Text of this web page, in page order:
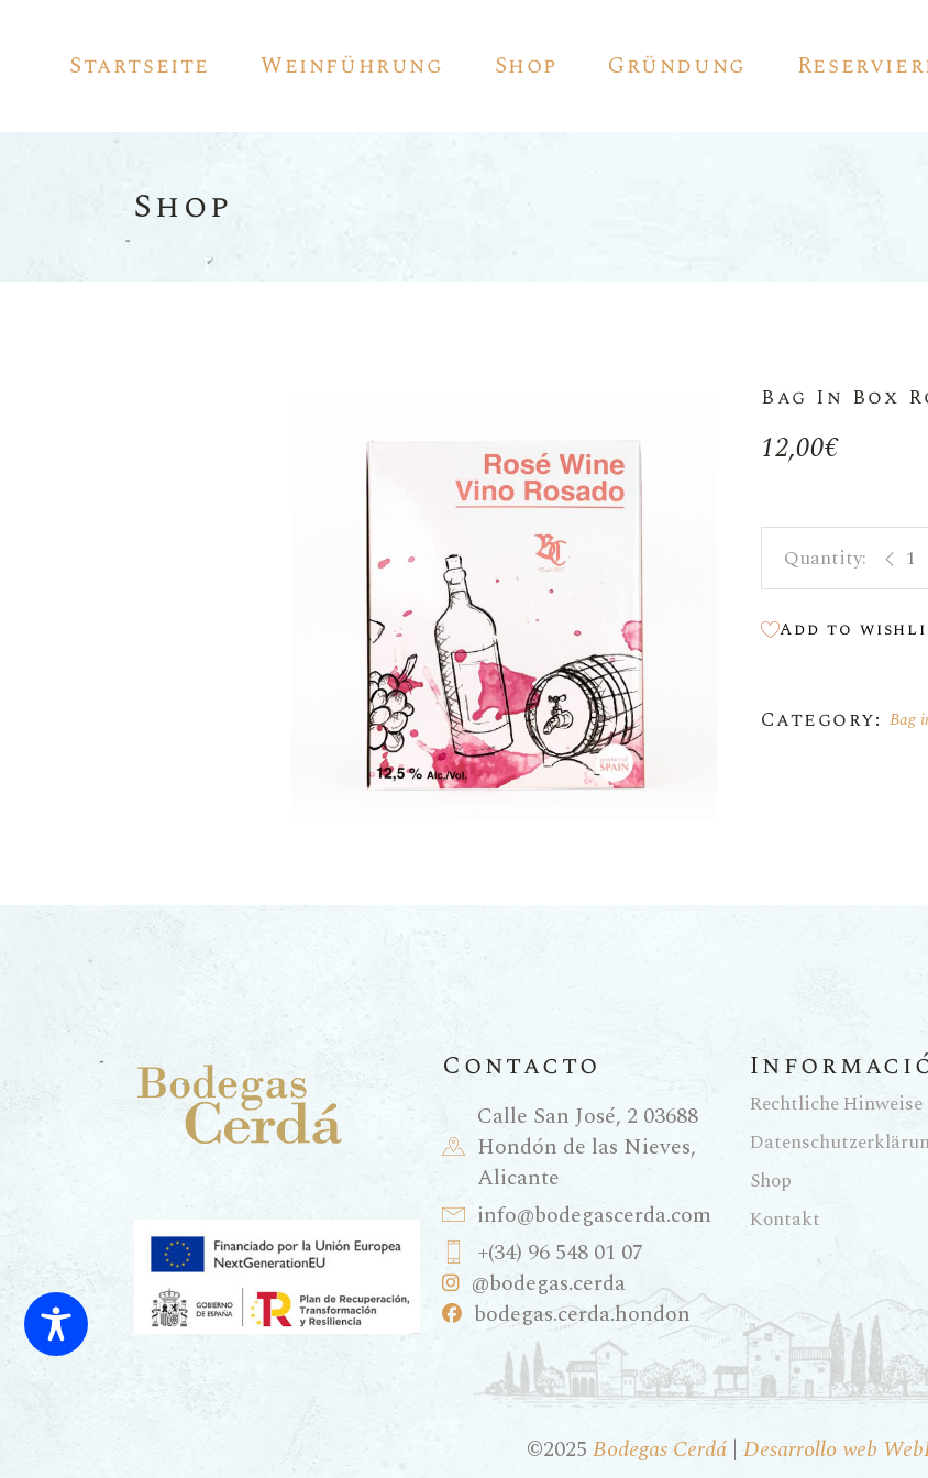
Startseite Weinführung Shop
Pedro Ximénez
Vermouth
Olivenöl
Magnumflaschen 1,5 L
Bag In Box
Weinschläuche
Zubehör
Gründung
Shop
Bag In Box
12,00€
Bag In
Add to
Category: Bag
Contacto
Calle San José, 2 03688
Hondón de las Nieves,
Alicante
info@bodegascerda.com
+(34) 96 548 01 07
@bodegas.cerda
bodegas.cerda.hondon
Rechtliche Hinweise
Shop
Kontakt
©2025 Bodegas Cerdá| Desarrollo web